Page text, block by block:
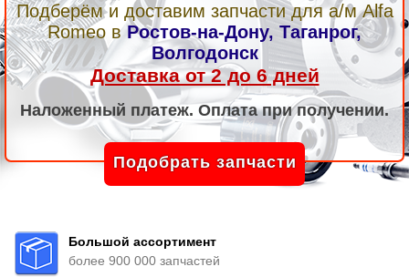
Подберём и доставим запчасти для а/м Alfa
Romeo вРостов-на-Дону, Таганрог,
Волгодонск
Доставка от 2 до 6 дней
Наложенный платеж. Оплата при получении.
Подобрать запчасти
Большой ассортимент
более 900 000 запчастей